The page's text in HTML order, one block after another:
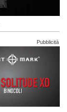
Pubblicità